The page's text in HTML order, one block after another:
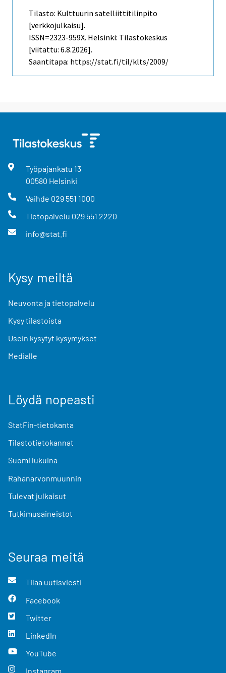
Tilasto: Kulttuurin satelliittitilinpito
[verkkojulkaisu].
ISSN=2323-959X. Helsinki: Tilastokeskus
[viitattu: 6.8.2026].
Saantitapa: https://stat.fi/til/klts/2009/
Työpajankatu 13
00580 Helsinki
Vaihde 029 551 1000
Tietopalvelu 029 551 2220
info@stat.fi
Kysy meiltä
Neuvonta ja tietopalvelu
Kysy tilastoista
Usein kysytyt kysymykset
Medialle
Löydä nopeasti
StatFin-tietokanta
Tilastotietokannat
Suomi lukuina
Rahanarvonmuunnin
Tulevat julkaisut
Tutkimusaineistot
Seuraa meitä
Tilaa uutisviesti
Facebook
Twitter
LinkedIn
YouTube
Instagram